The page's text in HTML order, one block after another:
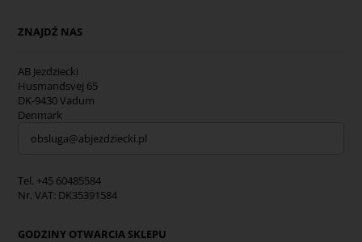
ZNAJDŹ NAS
AB Jezdziecki
Husmandsvej 65
DK-9430 Vadum
Denmark
obsluga@abjezdziecki.pl
Tel. +45 60485584
Nr. VAT: DK35391584
GODZINY OTWARCIA SKLEPU